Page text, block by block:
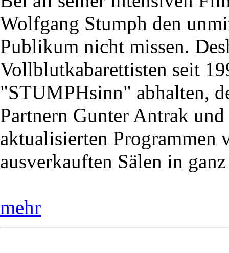
Wolfgang Stumph den
Publikum nicht missen.
Vollblutkabarettisten seit
"STUMPHsinn" abhalten,
Partnern Gunter Antrak
aktualisierten Programmen
ausverkauften Sälen in
mehr